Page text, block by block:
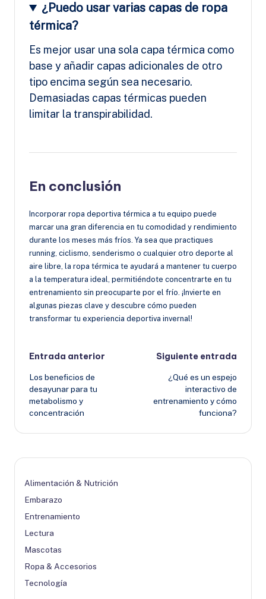
¿Puedo usar varias capas de ropa
térmica?
Es mejor usar una sola capa térmica como
base y añadir capas adicionales de otro
tipo encima según sea necesario.
Demasiadas capas térmicas pueden
limitar la transpirabilidad.
En conclusión
Incorporar ropa deportiva térmica a tu equipo puede
marcar una gran diferencia en tu comodidad y rendimiento
durante los meses más fríos. Ya sea que practiques
running, ciclismo, senderismo o cualquier otro deporte al
aire libre, la ropa térmica te ayudará a mantener tu cuerpo
a la temperatura ideal, permitiéndote concentrarte en tu
entrenamiento sin preocuparte por el frío. ¡Invierte en
algunas piezas clave y descubre cómo pueden
transformar tu experiencia deportiva invernal!
Navegación
de
entradas
Entrada anterior
Los beneficios de
desayunar para tu
metabolismo y
concentración
Siguiente entrada
¿Qué es un espejo
interactivo de
entrenamiento y cómo
funciona?
Alimentación & Nutrición
Embarazo
Entrenamiento
Lectura
Mascotas
Ropa & Accesorios
Tecnología